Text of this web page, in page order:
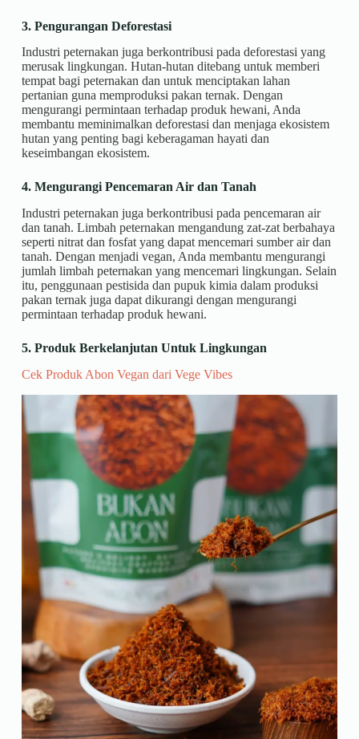
3. Pengurangan Deforestasi
Industri peternakan juga berkontribusi pada deforestasi yang
merusak lingkungan. Hutan-hutan ditebang untuk memberi
tempat bagi peternakan dan untuk menciptakan lahan
pertanian guna memproduksi pakan ternak. Dengan
mengurangi permintaan terhadap produk hewani, Anda
membantu meminimalkan deforestasi dan menjaga ekosistem
hutan yang penting bagi keberagaman hayati dan
keseimbangan ekosistem.
4. Mengurangi Pencemaran Air dan Tanah
Industri peternakan juga berkontribusi pada pencemaran air
dan tanah. Limbah peternakan mengandung zat-zat berbahaya
seperti nitrat dan fosfat yang dapat mencemari sumber air dan
tanah. Dengan menjadi vegan, Anda membantu mengurangi
jumlah limbah peternakan yang mencemari lingkungan. Selain
itu, penggunaan pestisida dan pupuk kimia dalam produksi
pakan ternak juga dapat dikurangi dengan mengurangi
permintaan terhadap produk hewani.
5. Produk Berkelanjutan Untuk Lingkungan
Cek Produk Abon Vegan dari Vege Vibes